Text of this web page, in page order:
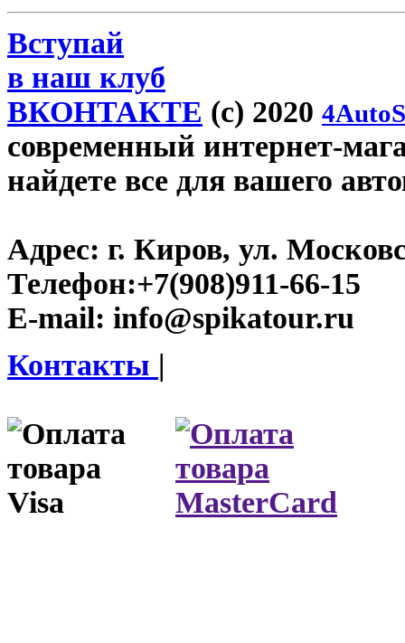
Вступай
в наш клуб
ВКОНТАКТЕ (c) 2020
современный интернет-
найдете все для вашего
Адрес: г. Киров, ул.
Телефон:+7(908)911-66-15
E-mail: info@spikatour.ru
Контакты |